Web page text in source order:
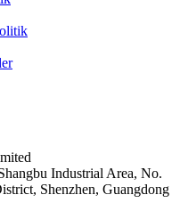
Industrial Area, No.
Shenzhen, Guangdong